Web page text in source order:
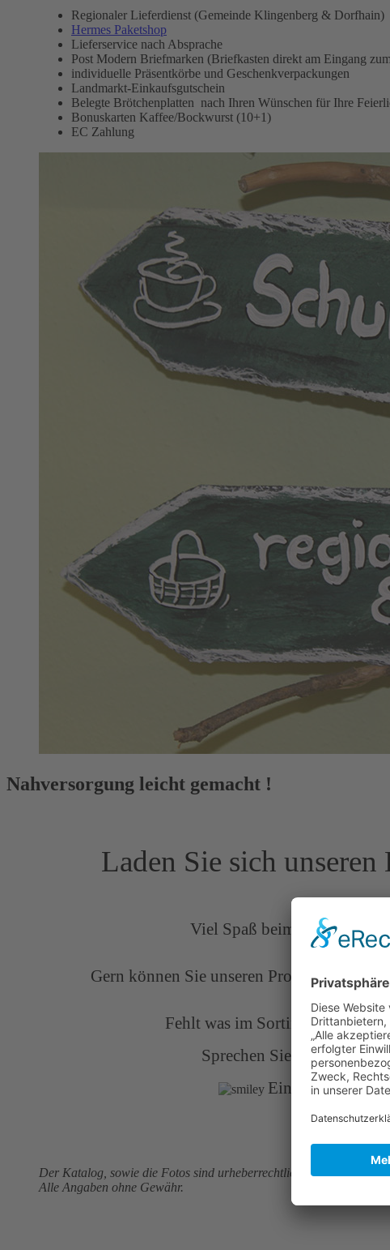
Regionaler Lieferdienst (Gemeinde Klingenberg & Dorfhain)
Hermes Paketshop
Lieferservice nach Absprache
Post Modern Briefmarken (Briefkasten direkt am Eingang
individuelle Präsentkörbe und Geschenkverpackungen
Landmarkt-Einkaufsgutschein
Belegte Brötchenplatten nach Ihren Wünschen für Ihre
Bonuskarten Kaffee/Bockwurst (10+1)
EC Zahlung
Nahversorgung leicht gemacht !
Laden Sie sich unseren
Viel Spaß beim Stöbern
Gern können Sie unseren Produktkatalog
Fehlt was im Sortiment oder hat
Sprechen Sie uns an! Wir
Eine online
Der Katalog, sowie die Fotos sind urheberrechtlich geschützt. Die
Alle Angaben ohne Gewähr.